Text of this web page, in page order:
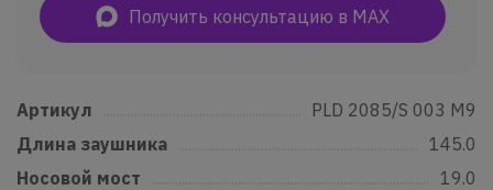
Получить консультацию в MAX
Артикул
PLD 2085/S 003 M9
Длина заушника
145.0
Носовой мост
19.0